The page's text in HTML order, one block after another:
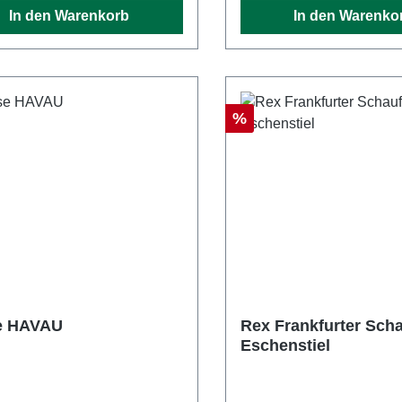
In den Warenkorb In den
HAVAU
Rabatt
%
Rex Frankfurter
Eschenstiel